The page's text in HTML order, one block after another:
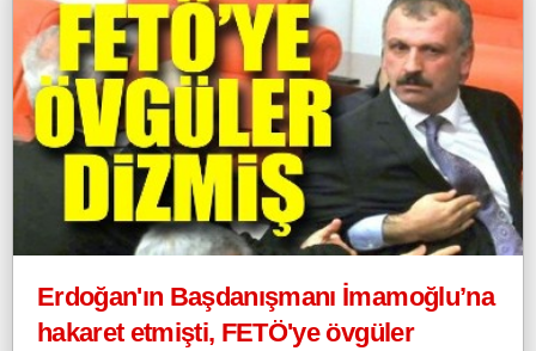
Erdoğan'ın Başdanışmanı İmamoğlu’na
hakaret etmişti, FETÖ'ye övgüler